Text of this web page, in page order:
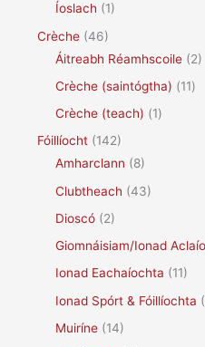
Íoslach (1)
Crèche (46)
Áitreabh Réamhscoile (2)
Crèche (saintógtha) (11)
Crèche (teach) (1)
Fóillíocht (142)
Amharclann (8)
Clubtheach (43)
Dioscó (2)
Giomnáisiam/Ionad
Ionad Eachaíochta (11)
Ionad Spórt & Fóillíochta
Muiríne (14)